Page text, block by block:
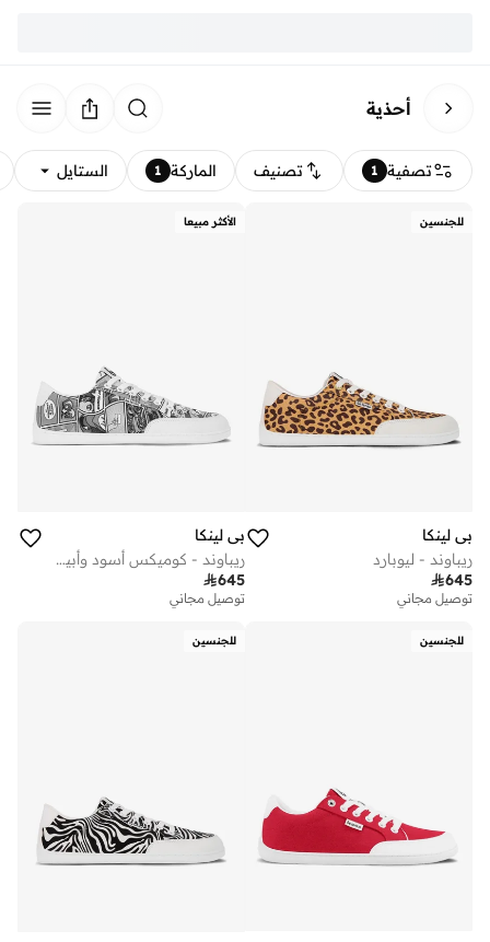
أحذية
تصفية 1 تصنيف الماركة 1 الستايل
للجنسين
بي لينكا
ريباوند - ليوبارد
645
توصيل مجاني
الأكثر مبيعا
بي لينكا
ريباوند - كوميكس أسود وأبيض
645
توصيل مجاني
للجنسين للجنسين